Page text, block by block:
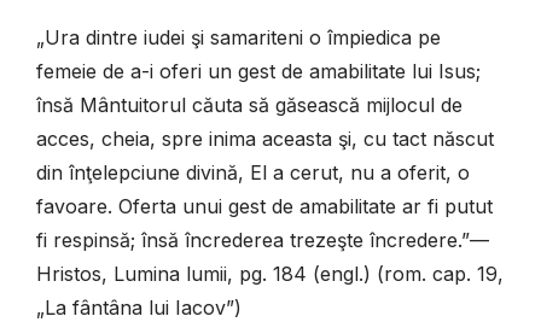
„Ura dintre iudei şi samariteni o împiedica pe
femeie de a-i oferi un gest de amabilitate lui Isus;
însă Mântuitorul căuta să găsească mijlocul de
acces, cheia, spre inima aceasta şi, cu tact născut
din înţelepciune divină, El a cerut, nu a oferit, o
favoare. Oferta unui gest de amabilitate ar fi putut
fi respinsă; însă încrederea trezeşte încredere.”—
Hristos, Lumina lumii, pg. 184 (engl.) (rom. cap. 19,
„La fântâna lui Iacov”)